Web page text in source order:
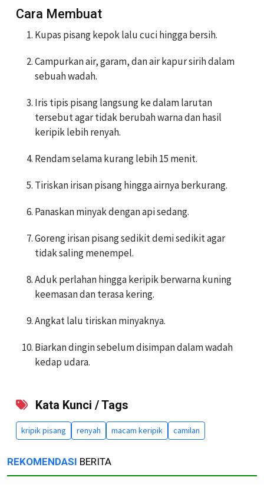
Cara Membuat
Kupas pisang kepok lalu cuci hingga bersih.
Campurkan air, garam, dan air kapur sirih dalam
sebuah wadah.
Iris tipis pisang langsung ke dalam larutan
tersebut agar tidak berubah warna dan hasil
keripik lebih renyah.
Rendam selama kurang lebih 15 menit.
Tiriskan irisan pisang hingga airnya berkurang.
Panaskan minyak dengan api sedang.
Goreng irisan pisang sedikit demi sedikit agar
tidak saling menempel.
Aduk perlahan hingga keripik berwarna kuning
keemasan dan terasa kering.
Angkat lalu tiriskan minyaknya.
Biarkan dingin sebelum disimpan dalam wadah
kedap udara.
Kata Kunci / Tags
kripik pisang renyah macam keripik camilan
REKOMENDASI BERITA